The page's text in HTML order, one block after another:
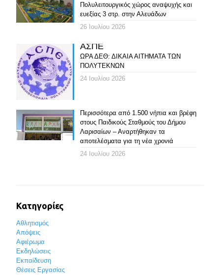
Πολυλειτουργικός χώρος αναψυχής και
ευεξίας 3 στρ. στην Αλευάδων
26 Ιουλίου 2026
ΑΣΠΕ
ΩΡΑ ΔΕΘ: ΔΙΚΑΙΑ ΑΙΤΗΜΑΤΑ ΤΩΝ
ΠΟΛΥΤΕΚΝΩΝ
24 Ιουλίου 2026
Περισσότερα από 1.500 νήπια και βρέφη
στους Παιδικούς Σταθμούς του Δήμου
Λαρισαίων – Αναρτήθηκαν τα
αποτελέσματα για τη νέα χρονιά
24 Ιουλίου 2026
Κατηγορίες
Αθλητισμός
Απόψεις
Αφιέρωμα
Εκδηλώσεις
Εκπαίδευση
Θέσεις Εργασίας